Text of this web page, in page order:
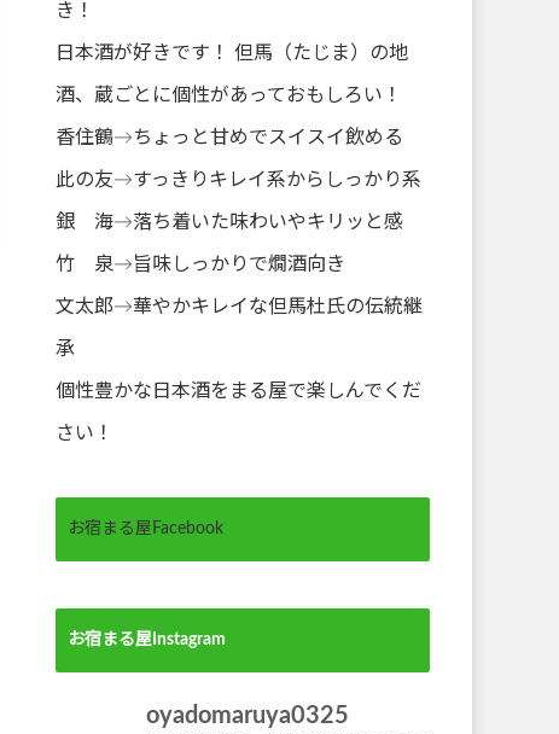
き！
日本酒が好きです！ 但馬（たじま）の地
酒、蔵ごとに個性があっておもしろい！
香住鶴→ちょっと甘めでスイスイ飲める
此の友→すっきりキレイ系からしっかり系
銀 海→落ち着いた味わいやキリッと感
竹 泉→旨味しっかりで燗酒向き
文太郎→華やかキレイな但馬杜氏の伝統継
承
個性豊かな日本酒をまる屋で楽しんでくだ
さい！
お宿まる屋Facebook
お宿まる屋Instagram
oyadomaruya0325